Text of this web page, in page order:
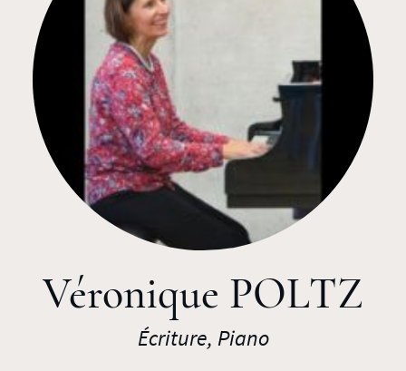
Véronique POLTZ
Écriture, Piano